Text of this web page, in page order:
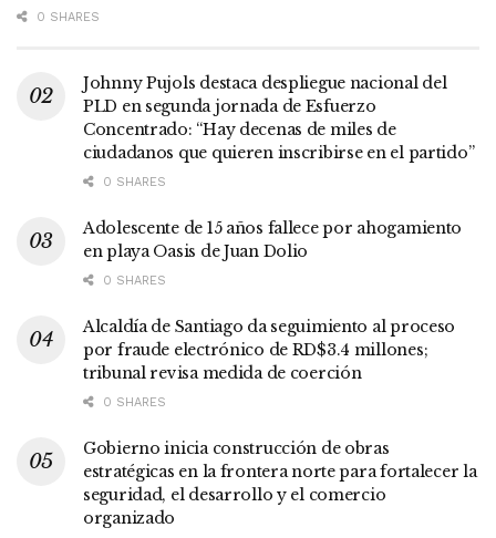
0 SHARES
Johnny Pujols destaca despliegue nacional del
PLD en segunda jornada de Esfuerzo
Concentrado: “Hay decenas de miles de
ciudadanos que quieren inscribirse en el partido”
0 SHARES
Adolescente de 15 años fallece por ahogamiento
en playa Oasis de Juan Dolio
0 SHARES
Alcaldía de Santiago da seguimiento al proceso
por fraude electrónico de RD$3.4 millones;
tribunal revisa medida de coerción
0 SHARES
Gobierno inicia construcción de obras
estratégicas en la frontera norte para fortalecer la
seguridad, el desarrollo y el comercio
organizado